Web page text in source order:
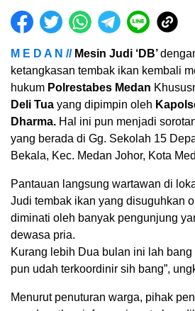
M E D A N // Mesin Judi ‘DB’
ketangkasan tembak ikan kembali
hukum Polrestabes Medan
Deli Tua yang dipimpin oleh
Dharma. Hal ini pun menjadi
yang berada di Gg. Sekolah 15
Bekala, Kec. Medan Johor, Kota
Pantauan langsung wartawan di
Judi tembak ikan yang disuguhkan
diminati oleh banyak pengunjung
dewasa pria.
Kurang lebih Dua bulan ini lah
pun udah terkoordinir sih bang”,
Menurut penuturan warga, pihak